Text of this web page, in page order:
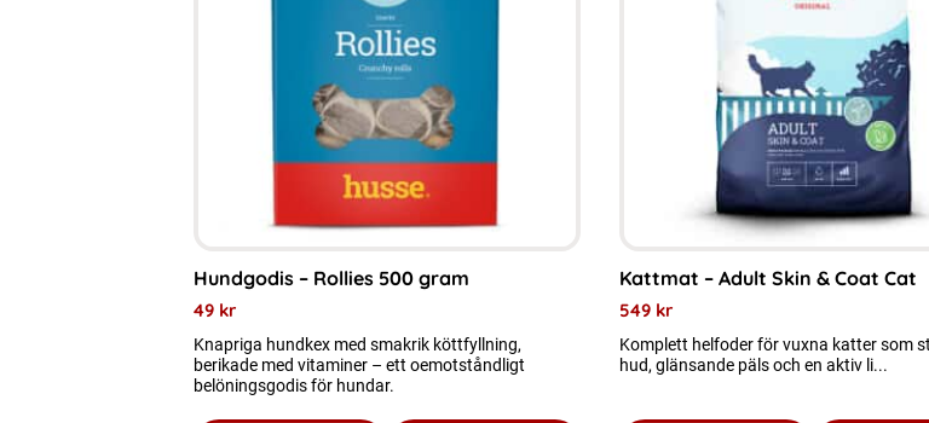
Hundgodis – Rollies 500 gram
49 kr
Knapriga hundkex med smakrik köttfyllning,
berikade med vitaminer – ett oemotståndligt
belöningsgodis för hundar.
Kattmat – Adult Skin & Coat Cat
549 kr
Komplett helfoder för vuxna katter som
hud, glänsande päls och en aktiv li...
alternativen
produktsidan